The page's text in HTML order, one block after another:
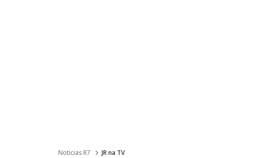
Noticias R7 JR na TV